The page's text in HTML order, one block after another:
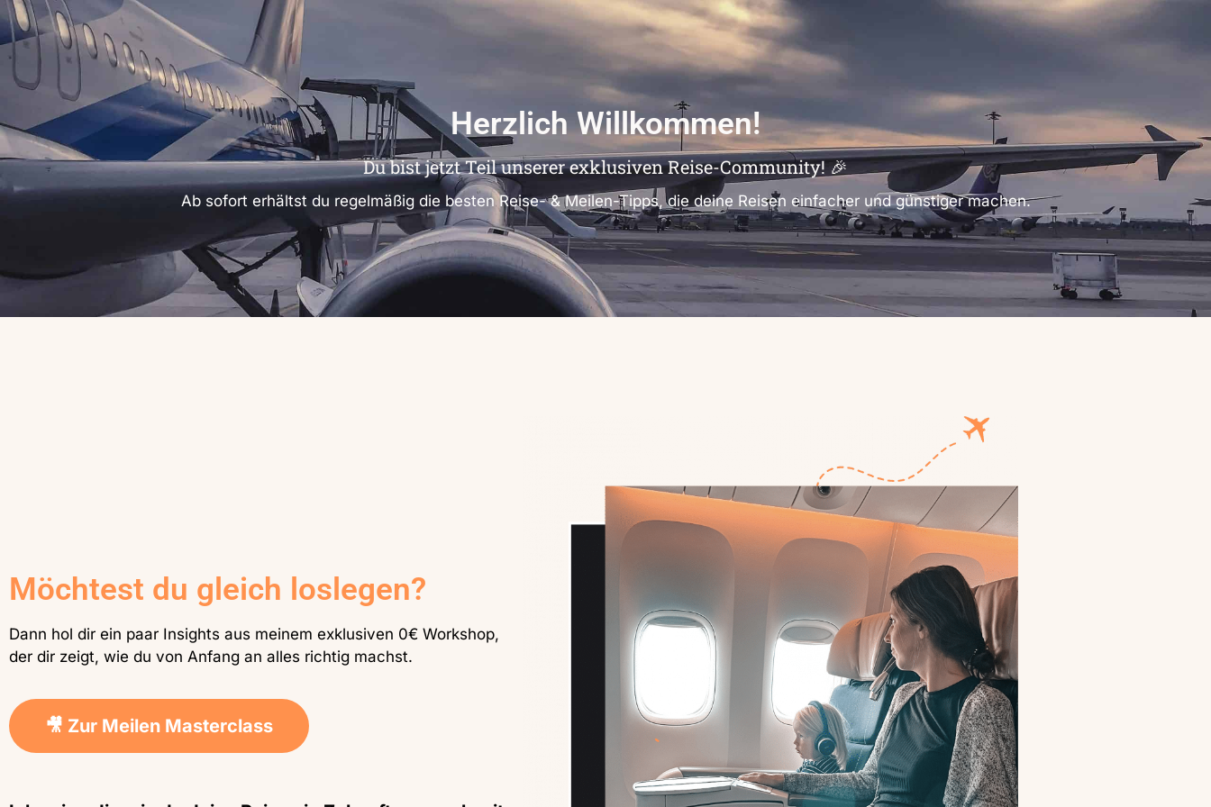
Herzlich Willkommen!
Du bist jetzt Teil unserer exklusiven Reise-Community! 🎉
Ab sofort erhältst du regelmäßig die besten Reise- & Meilen-Tipps, die deine Reisen einfacher und günstiger machen.
Möchtest du gleich loslegen?
Dann hol dir ein paar Insights aus meinem exklusiven 0€ Workshop,
der dir zeigt, wie du von Anfang an alles richtig machst.
🎥 Zur Meilen Masterclass